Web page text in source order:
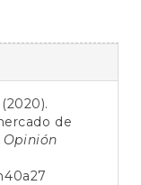
de
Opinión